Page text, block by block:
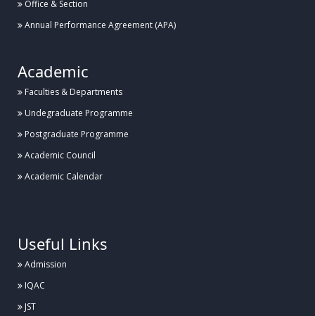
Office & Section
Annual Performance Agreement (APA)
Academic
Faculties & Departments
Undegraduate Programme
Postgraduate Programme
Academic Council
Academic Calendar
Useful Links
Admission
IQAC
JST